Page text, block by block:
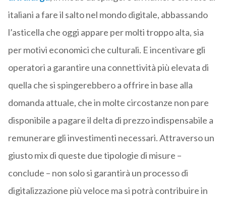
italiani a fare il salto nel mondo digitale, abbassando
l’asticella che oggi appare per molti troppo alta, sia
per motivi economici che culturali. E incentivare gli
operatori a garantire una connettività più elevata di
quella che si spingerebbero a offrire in base alla
domanda attuale, che in molte circostanze non pare
disponibile a pagare il delta di prezzo indispensabile a
remunerare gli investimenti necessari. Attraverso un
giusto mix di queste due tipologie di misure –
conclude – non solo si garantirà un processo di
digitalizzazione più veloce ma si potrà contribuire in